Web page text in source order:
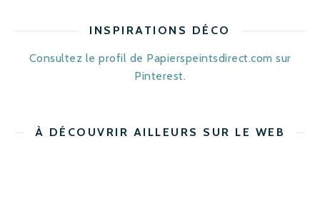
INSPIRATIONS DÉCO
Consultez le profil de Papierspeintsdirect.com sur
Pinterest.
À DÉCOUVRIR AILLEURS SUR LE WEB